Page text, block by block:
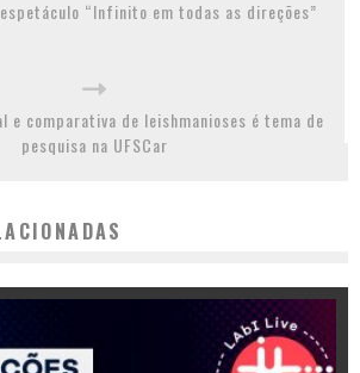
“Infinito em todas as direções”
e comparativa de leishmanioses é tema de
pesquisa na UFSCar